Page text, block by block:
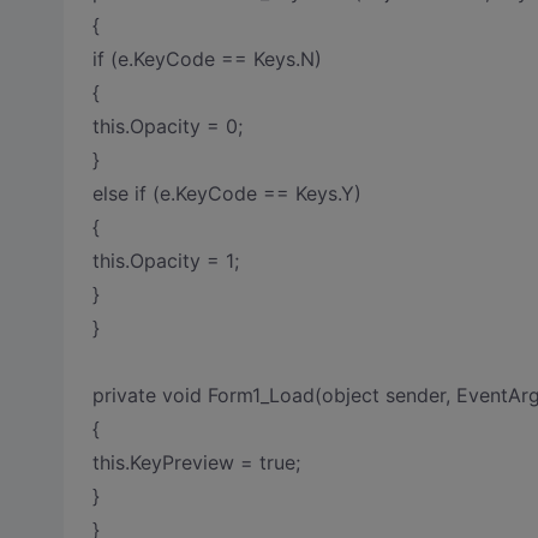
{
if (e.KeyCode == Keys.N)
{
this.Opacity = 0;
}
else if (e.KeyCode == Keys.Y)
{
this.Opacity = 1;
}
}
private void Form1_Load(object sender,
{
this.KeyPreview = true;
}
}